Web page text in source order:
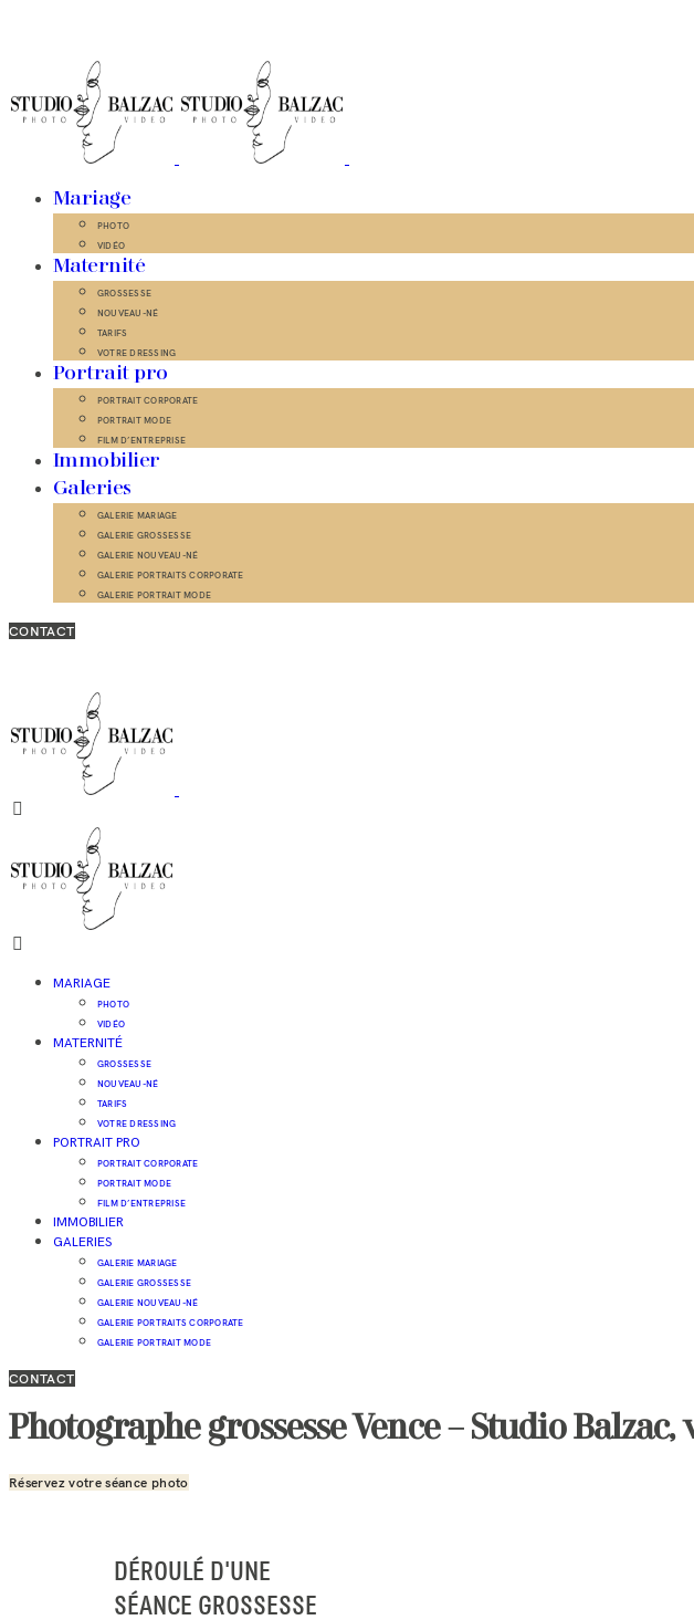
Mariage
PHOTO
VIDÉO
Maternité
GROSSESSE
NOUVEAU-NÉ
TARIFS
VOTRE DRESSING
Portrait pro
PORTRAIT CORPORATE
PORTRAIT MODE
FILM D’ENTREPRISE
Immobilier
Galeries
GALERIE MARIAGE
GALERIE GROSSESSE
GALERIE NOUVEAU-NÉ
GALERIE PORTRAITS CORPORATE
GALERIE PORTRAIT MODE
CONTACT
MARIAGE
PHOTO
VIDÉO
MATERNITÉ
GROSSESSE
NOUVEAU-NÉ
TARIFS
VOTRE DRESSING
PORTRAIT PRO
PORTRAIT CORPORATE
PORTRAIT MODE
FILM D’ENTREPRISE
IMMOBILIER
GALERIES
GALERIE MARIAGE
GALERIE GROSSESSE
GALERIE NOUVEAU-NÉ
GALERIE PORTRAITS CORPORATE
GALERIE PORTRAIT MODE
CONTACT
Photographe grossesse Vence – Studio
Réservez votre séance photo
DÉROULÉ D'UNE
SÉANCE GROSSESSE